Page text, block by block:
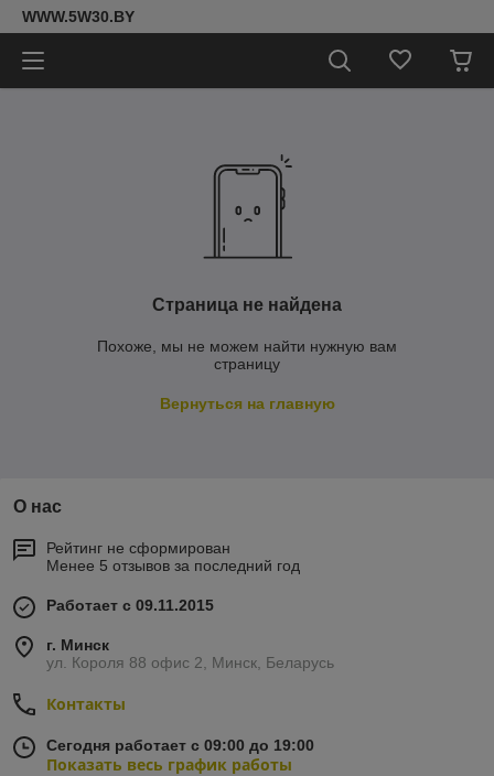
WWW.5W30.BY
Страница не найдена
Похоже, мы не можем найти нужную вам
страницу
Вернуться на главную
О нас
Рейтинг не сформирован
Менее 5 отзывов за последний год
Работает с 09.11.2015
г. Минск
ул. Короля 88 офис 2, Минск, Беларусь
Контакты
Сегодня работает с 09:00 до 19:00
Показать весь график работы